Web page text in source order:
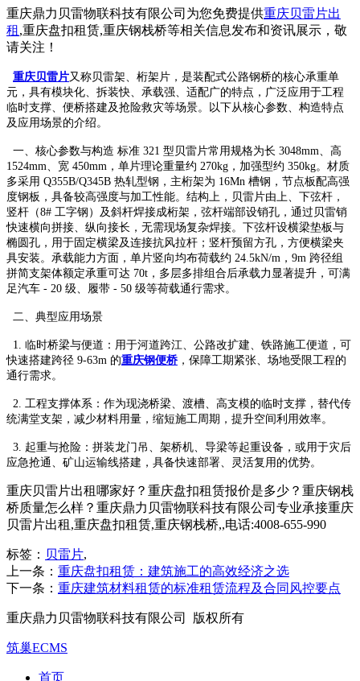
重庆鼎力贝雷物联科技有限公司为您免费提供重庆贝雷片出
租 ,重庆盘扣租赁,重庆钢栈桥等相关信息发布和资讯展示，敬
请关注！
重庆贝雷片又称贝雷架、桁架片，是装配式公路钢桥的核心承重单
元，具有模块化、拆装快、承载强、适配广的特点，广泛应用于工程
临时支撑、便桥搭建及抢险救灾等场景。以下从核心参数、构造特点
及应用场景的介绍。
一、核心参数与构造 标准 321 型贝雷片常用规格为长 3048mm、高
1524mm、宽 450mm，单片理论重量约 270kg，加强型约 350kg。材质
多采用 Q355B/Q345B 热轧型钢，主桁架为 16Mn 槽钢，节点板配高强
度钢板，具备较高强度与加工性能。结构上，贝雷片由上、下弦杆，
竖杆（8# 工字钢）及斜杆焊接成桁架，弦杆端部设销孔，通过贝雷销
快速横向拼接、纵向接长，无需现场复杂焊接。下弦杆设横梁垫板与
椭圆孔，用于固定横梁及连接抗风拉杆；竖杆预留方孔，方便横梁夹
具安装。承载能力方面，单片竖向均布荷载约 24.5kN/m，9m 跨径组
拼简支架体额定承重可达 70t，多层多排组合后承载力显著提升，可满
足汽车 - 20 级、履带 - 50 级等荷载通行需求。
二、典型应用场景
1. 临时桥梁与便道：用于河道跨江、公路改扩建、铁路施工便道，可
快速搭建跨径 9-63m 的重庆钢便桥 ，保障工期紧张、场地受限工程的
通行需求。
2. 工程支撑体系：作为现浇桥梁、渡槽、高支模的临时支撑，替代传
统满堂支架，减少材料用量，缩短施工周期，提升空间利用效率。
3. 起重与抢险：拼装龙门吊、架桥机、导梁等起重设备，或用于灾后
应急抢通、矿山运输线搭建，具备快速部署、灵活复用的优势。
重庆贝雷片出租哪家好？重庆盘扣租赁报价是多少？重庆钢栈
桥质量怎么样？重庆鼎力贝雷物联科技有限公司专业承接重庆
贝雷片出租,重庆盘扣租赁,重庆钢栈桥,,电话:4008-655-990
标签： 贝雷片,
上一条： 重庆盘扣租赁：建筑施工的高效经济之选
下一条： 重庆建筑材料租赁的标准租赁流程及合同风控要点
重庆鼎力贝雷物联科技有限公司 版权所有
筑巢ECMS
首页